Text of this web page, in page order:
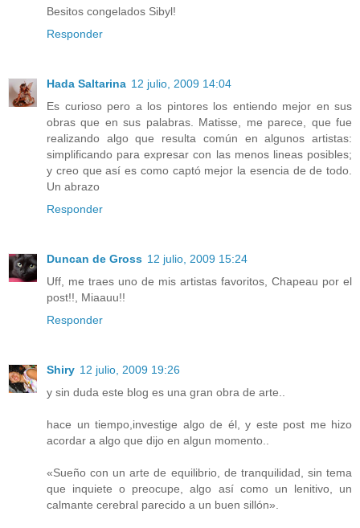
Besitos congelados Sibyl!
Responder
Hada Saltarina 12 julio, 2009 14:04
Es curioso pero a los pintores los entiendo mejor en sus
obras que en sus palabras. Matisse, me parece, que fue
realizando algo que resulta común en algunos artistas:
simplificando para expresar con las menos lineas posibles;
y creo que así es como captó mejor la esencia de de todo.
Un abrazo
Responder
Duncan de Gross 12 julio, 2009 15:24
Uff, me traes uno de mis artistas favoritos, Chapeau por el
post!!, Miaauu!!
Responder
Shiry 12 julio, 2009 19:26
y sin duda este blog es una gran obra de arte..
hace un tiempo,investige algo de él, y este post me hizo
acordar a algo que dijo en algun momento..
«Sueño con un arte de equilibrio, de tranquilidad, sin tema
que inquiete o preocupe, algo así como un lenitivo, un
calmante cerebral parecido a un buen sillón».